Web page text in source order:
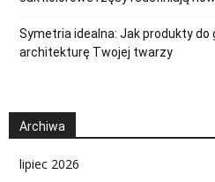
Symetria idealna: Jak produkty
architekturę Twojej twarzy
Archiwa
lipiec 2026